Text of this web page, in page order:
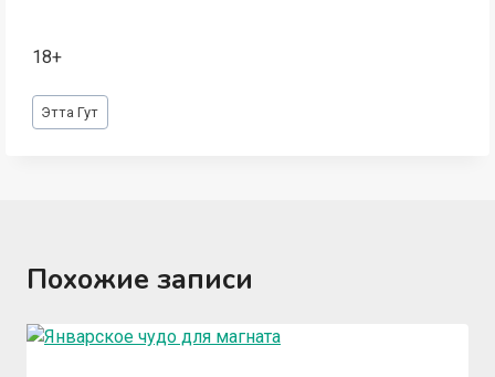
18+
Метки
записи:
Этта Гут
Похожие записи